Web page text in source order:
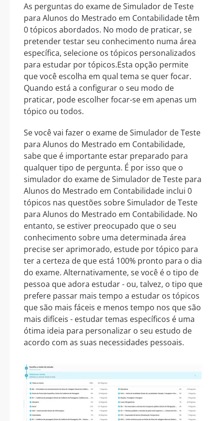
As perguntas do exame de Simulador de Teste
para Alunos do Mestrado em Contabilidade têm
0 tópicos abordados. No modo de praticar, se
pretender testar seu conhecimento numa área
específica, selecione os tópicos personalizados
para estudar por tópicos.Esta opção permite
que você escolha em qual tema se quer focar.
Quando está a configurar o seu modo de
praticar, pode escolher focar-se em apenas um
tópico ou todos.
Se você vai fazer o exame de Simulador de Teste
para Alunos do Mestrado em Contabilidade,
sabe que é importante estar preparado para
qualquer tipo de pergunta. É por isso que o
simulador do exame de Simulador de Teste para
Alunos do Mestrado em Contabilidade inclui 0
tópicos nas questões sobre Simulador de Teste
para Alunos do Mestrado em Contabilidade. No
entanto, se estiver preocupado que o seu
conhecimento sobre uma determinada área
precise ser aprimorado, estude por tópico para
ter a certeza de que está 100% pronto para o dia
do exame. Alternativamente, se você é o tipo de
pessoa que adora estudar - ou, talvez, o tipo que
prefere passar mais tempo a estudar os tópicos
que são mais fáceis e menos tempo nos que são
mais difíceis - estudar temas específicos é uma
ótima ideia para personalizar o seu estudo de
acordo com as suas necessidades pessoais.